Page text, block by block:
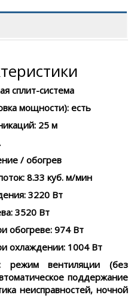
сплит-система
мощности): есть
25 м
/ обогрев
8.33 куб. м/мин
3220 Вт
3520 Вт
обогреве: 974 Вт
охлаждении: 1004 Вт
режим вентиляции (без
поддержание
неисправностей, ночной